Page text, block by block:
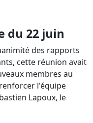
du 22 juin
des rapports
cette réunion avait
membres au
l'équipe
Lapoux, le